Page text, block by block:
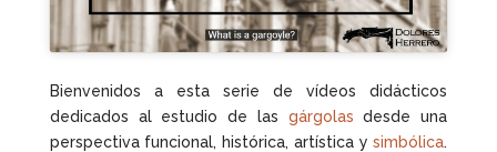
Bienvenidos a esta serie de vídeos didácticos
dedicados al estudio de las gárgolas desde una
perspectiva funcional, histórica, artística ysimbólica.